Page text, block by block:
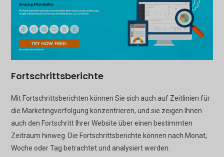
Fortschrittsberichte
Mit Fortschrittsberichten können Sie sich auch auf Zeitlinien für
die Marketingverfolgung konzentrieren, und sie zeigen Ihnen
auch den Fortschritt Ihrer Website über einen bestimmten
Zeitraum hinweg. Die Fortschrittsberichte können nach Monat,
Woche oder Tag betrachtet und analysiert werden.